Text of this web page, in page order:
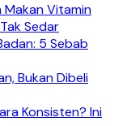
Makan Vitamin
Sedar
5 Sebab
Bukan Dibeli
Konsisten? Ini